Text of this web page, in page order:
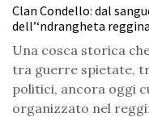
Clan Condello: dal
dell’‘ndrangheta reggina
Una cosca storica
tra guerre spietate,
politici, ancora oggi
organizzato nel